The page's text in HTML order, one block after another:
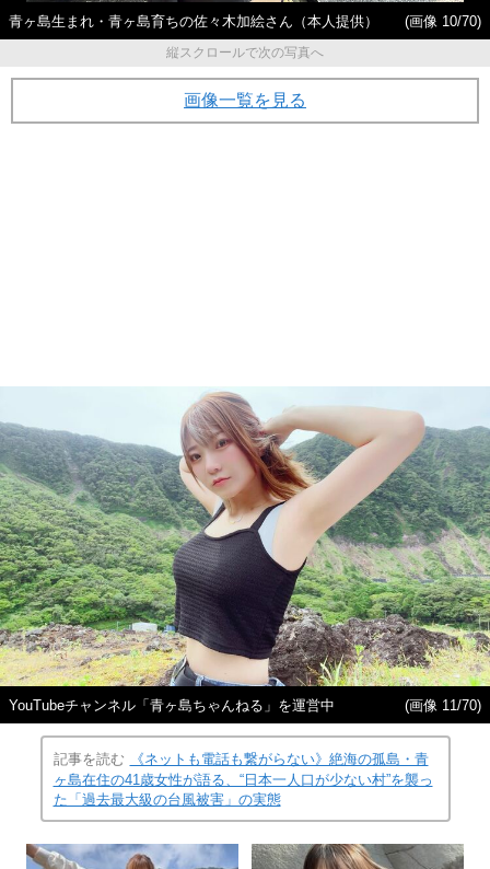
青ヶ島生まれ・青ヶ島育ちの佐々木加絵さん（本人提供）
(画像 10/70)
縦スクロールで次の写真へ
画像一覧を見る
YouTubeチャンネル「青ヶ島ちゃんねる」を運営中 (画像 11/70)
記事を読む
《ネットも電話も繋がらない》絶海の孤島・青
ヶ島在住の41歳女性が語る、“日本一人口が少ない村”を襲っ
た「過去最大級の台風被害」の実態